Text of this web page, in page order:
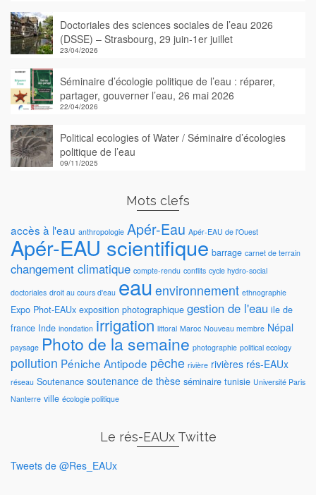
Doctoriales des sciences sociales de l’eau 2026
(DSSE) – Strasbourg, 29 juin-1er juillet
23/04/2026
Séminaire d’écologie politique de l’eau : réparer,
partager, gouverner l’eau, 26 mai 2026
22/04/2026
Political ecologies of Water / Séminaire d’écologies
politique de l’eau
09/11/2025
Mots clefs
accès à l'eau anthropologie Apér-Eau Apér-EAU de l'Ouest
Apér-EAU scientifique barrage carnet de terrain
changement climatique compte-rendu conflits cycle hydro-social
doctoriales droit au cours d'eau eau environnement ethnographie
Expo Phot-EAUx exposition photographique gestion de l'eau ile de
france Inde inondation irrigation littoral Maroc Nouveau membre Népal
paysage Photo de la semaine photographie political ecology
pollution Péniche Antipode pêche rivière rivières rés-EAUx
réseau Soutenance soutenance de thèse séminaire tunisie Université Paris
Nanterre ville écologie politique
Le rés-EAUx Twitte
Tweets de @Res_EAUx